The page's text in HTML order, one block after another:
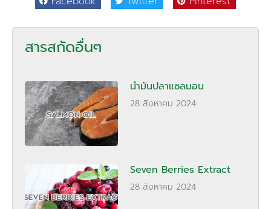
สารสกัดอื่นๆ
น้ำมันปลาแซลมอน
28 สิงหาคม 2024
Seven Berries Extract
28 สิงหาคม 2024